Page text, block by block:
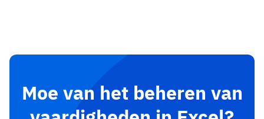
Moe van het beheren van